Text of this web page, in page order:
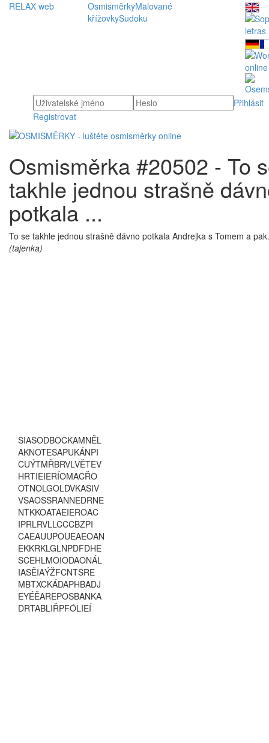
RELAX web OsmisměrkyMalované
křížovkySudoku
Přihlásit
Registrovat
Osmisměrka #20502 - To
takhle jednou strašně
potkala ...
To se takhle jednou strašně dávno potkala Andrejka s Tomem a
(tajenka)
ŠIASODBOČKAMNĚL
AKNOTESAPUKÁNPI
CUÝTMŘBRVLVĚTEV
HRTIEIERÍOMAČŘO
OTNOLGOLDVKASIV
VSAOSSRANNEDRNE
NTKKOATAEIEROAC
IPRLRVLLCCCBZPI
CAEAUUPOUEAEOAN
EKKRKLGLNPDFDHE
SČEHLMOIODAONÁL
IASĚIAÝŽFCNTŠRE
MBTXCKÁDAPHBADJ
EYÉĚAREPOSBANKA
DRTABLIŘPFÓLIEÍ